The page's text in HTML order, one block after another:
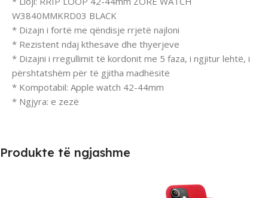
W3840MMKRD03 BLACK
* Dizajn i fortë me qëndisje rrjetë najloni
* Rezistent ndaj kthesave dhe thyerjeve
* Dizajni i rregullimit të kordonit me 5 faza, i ngjitur lehtë, i
përshtatshëm për të gjitha madhësitë
* Kompotabil: Apple watch 42-44mm
* Ngjyra: e zezë
Produkte të ngjashme